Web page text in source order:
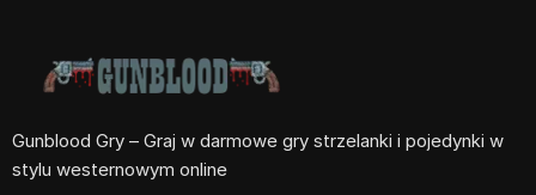
Gunblood Gry – Graj w darmowe gry strzelanki i pojedynki w
stylu westernowym online